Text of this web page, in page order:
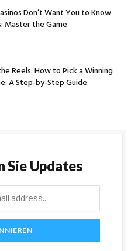
Don’t Want You to Know
Master the Game
Reels: How to Pick a Winning
A Step-by-Step Guide
Sie Updates